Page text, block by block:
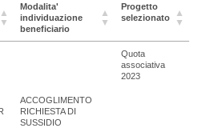
Modalita'
individuazione
beneficiario
Progetto
selezionato
Quota
associativa
2023
ACCOGLIMENTO
RICHIESTA DI
SUSSIDIO